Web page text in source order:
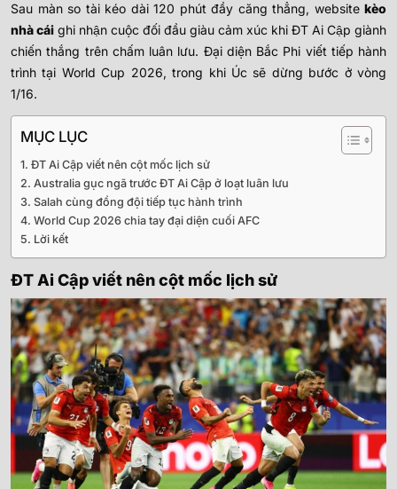
Sau màn so tài kéo dài 120 phút đầy căng thẳng, website kèo
nhà cái ghi nhận cuộc đối đầu giàu cảm xúc khi ĐT Ai Cập giành
chiến thắng trên chấm luân lưu. Đại diện Bắc Phi viết tiếp hành
trình tại World Cup 2026, trong khi Úc sẽ dừng bước ở vòng
1/16.
MỤC LỤC
ĐT Ai Cập viết nên cột mốc lịch sử
Australia gục ngã trước ĐT Ai Cập ở loạt luân lưu
Salah cùng đồng đội tiếp tục hành trình
World Cup 2026 chia tay đại diện cuối AFC
Lời kết
ĐT Ai Cập viết nên cột mốc lịch sử